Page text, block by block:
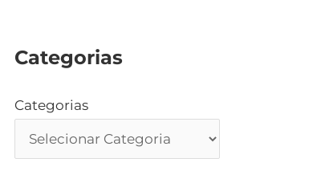
Categorias
Categorias